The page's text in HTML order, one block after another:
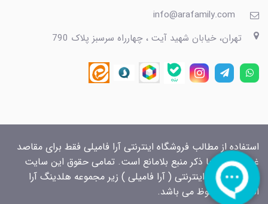
تهران، خیابان شهید آیت ، چهارراه سرسبز پلاک 790
استفاده از مطالب فروشگاه اینترنتی آرا فامیلی فقط برای مقاصد
غیرتجاری و با ذکر منبع بلامانع است. تمامی حقوق این سایت
برای فروشگاه اینترنتی ( آرا فامیلی ) زیر مجموعه هلدینگ آرا
الکتریک محفوظ می باشد.